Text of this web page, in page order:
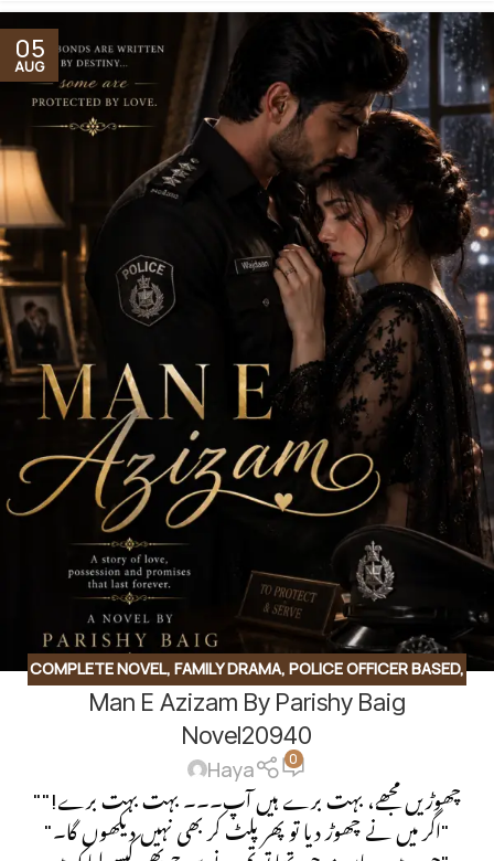
05
AUG
COMPLETE NOVEL, FAMILY DRAMA, POLICE OFFICER BASED,
ROMANTIC URDU NOVEL,RUDE HERO BASED,SECOND
MARRIAGE BASED
Man E Azizam By Parishy Baig
Novel20940
Haya 0
"چھوڑیں مجھے، بہت برے ہیں آپ۔۔۔ بہت بہت برے!"
"اگر میں نے چھوڑ دیا تو پھر پلٹ کر بھی نہیں دیکھوں گا۔"